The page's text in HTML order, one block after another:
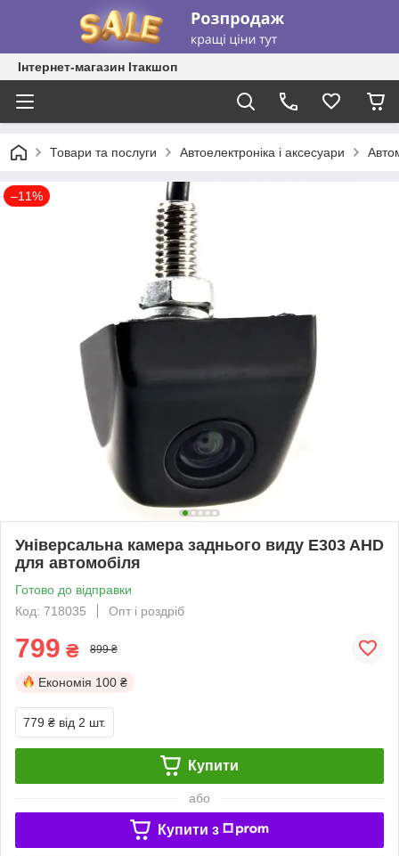
Інтернет-магазин Ітакшоп
Товари та послуги Автоелектроніка і аксесуари
–11%
Універсальна камера заднього виду E303 AHD
для автомобіля
Готово до відправки
Код: 718035
Опт і роздріб
799 ₴ 899 ₴
Економія 100 ₴
779 ₴ від 2 шт.
Купити
або
Купити з